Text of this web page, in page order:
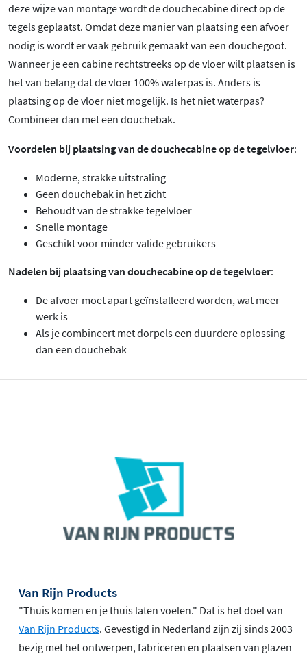
deze wijze van montage wordt de douchecabine direct op de
tegels geplaatst. Omdat deze manier van plaatsing een afvoer
nodig is wordt er vaak gebruik gemaakt van een douchegoot.
Wanneer je een cabine rechtstreeks op de vloer wilt plaatsen is
het van belang dat de vloer 100% waterpas is. Anders is
plaatsing op de vloer niet mogelijk. Is het niet waterpas?
Combineer dan met een douchebak.
Voordelen bij plaatsing van de douchecabine op de tegelvloer:
Moderne, strakke uitstraling
Geen douchebak in het zicht
Behoudt van de strakke tegelvloer
Snelle montage
Geschikt voor minder valide gebruikers
Nadelen bij plaatsing van douchecabine op de tegelvloer:
De afvoer moet apart geïnstalleerd worden, wat meer
werk is
Als je combineert met dorpels een duurdere oplossing
dan een douchebak
Van Rijn Products
"Thuis komen en je thuis laten voelen." Dat is het doel van
Van Rijn Products. Gevestigd in Nederland zijn zij sinds 2003
bezig met het ontwerpen, fabriceren en plaatsen van glazen